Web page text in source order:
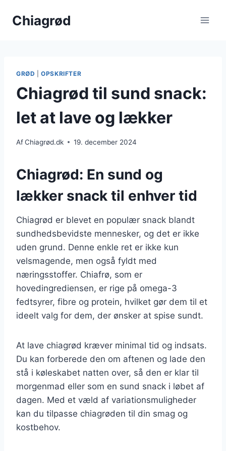
Chiagrød
GRØD |OPSKRIFTER
Chiagrød til sund snack:
let at lave og lækker
AfChiagrød.dk 19. december 2024
Chiagrød: En sund og
lækker snack til enhver tid
Chiagrød er blevet en populær snack blandt
sundhedsbevidste mennesker, og det er ikke
uden grund. Denne enkle ret er ikke kun
velsmagende, men også fyldt med
næringsstoffer. Chiafrø, som er
hovedingrediensen, er rige på omega-3
fedtsyrer, fibre og protein, hvilket gør dem til et
ideelt valg for dem, der ønsker at spise sundt.
At lave chiagrød kræver minimal tid og indsats.
Du kan forberede den om aftenen og lade den
stå i køleskabet natten over, så den er klar til
morgenmad eller som en sund snack i løbet af
dagen. Med et væld af variationsmuligheder
kan du tilpasse chiagrøden til din smag og
kostbehov.